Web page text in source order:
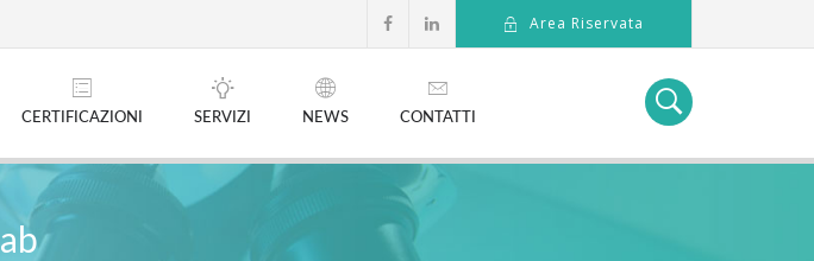
Area Riservata
CERTIFICAZIONI SERVIZI NEWS CONTATTI
lab